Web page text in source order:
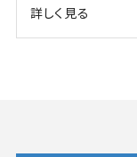
詳しく見る